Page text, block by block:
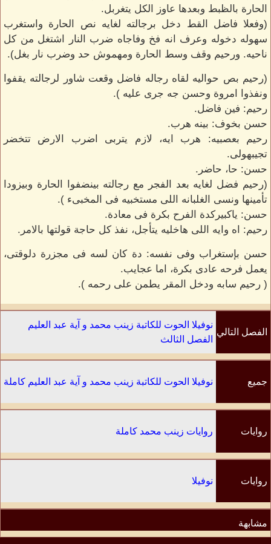
الحارة بالظبط وبعدها عاوز الكل يتغربل.
(وفعلا فاضل القط دخل برجالته لغايه نص الحارة واستغرب
سهوله دخوله وعرف انه فخ وفاجاه ضرب النار اشتغل من كل
ناحيه. ورحيم وقف وسط الحارة ومهموش حد وضرب نار بغل).
(رحيم بص حواليه لقاه رجاله فاضل وقعت شاور لرجالته يقفوا
ونفذوا امروة وحسن جه جرى عليه ).
رحيم: فين فاضل.
حسن بخوف: بينه هرب.
رحيم بعصبيه: هرب ايه، لازم يتربى اضرب الارض تتخضر
تجيبهولى.
حسن: حا، حاضر.
(رحيم فضل لغايه بعد الفجر مع رجالته بينضفوا الحارة وبيزودا
تأمينها ونسى الغلبانه اللى مستخبيه فى المخبىء ).
حسن: ياكبيركدة الفرح بكرة فى معادة.
رحيم: اه وايه اللى هاخليه يتأجل، نفذ كل حاجة قولتها بالامر.
حسن بإستغراب وفى نفسه: دة كان لسه فى مجزرة دلوقتى،
يعمل فرحه عادى بكرة، اما عجايب.
( رحيم سابه ودخل المقر يطمن على رحمه ).
الفصل التالي
نوفيلا الحوت للكاتبة زينب محمد و آية عبد العليم
الفصل الثالث
جميع نوفيلا الحوت للكاتبة زينب محمد و آية عبد العليم كاملة
روايات روايات زينب محمد كاملة
روايات
مشابهة
نوفيلا